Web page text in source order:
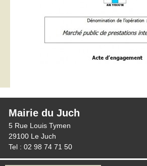
Mairie du Juch
5 Rue Louis Tymen
29100 Le Juch
Tel : 02 98 74 71 50